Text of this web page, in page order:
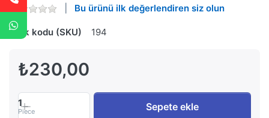
Bu ürünü ilk değerlendiren siz olun
Stok kodu (SKU) 194
₺230,00
1
Piece Sepete ekle